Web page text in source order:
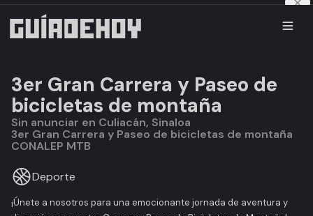
3er Gran Carrera y Paseo de
bicicletas de montaña
Sin anunciar en Culiacán, Sinaloa
3er Gran Carrera y Paseo de bicicletas de montaña
CONALEP MTB
Deporte
¡Únete a nosotros para una emocionante jornada de aventura y